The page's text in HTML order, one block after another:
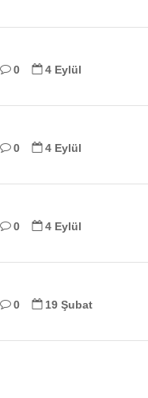
0
4 Eylül
0
4 Eylül
0
4 Eylül
0
19 Şubat